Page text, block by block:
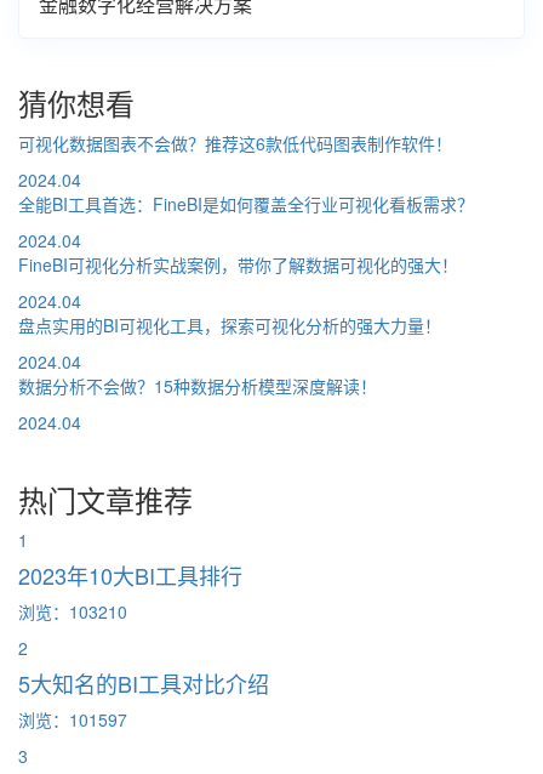
猜你想看
可视化数据图表不会做？推荐这6款低代码图表制作软件！
2024.04
全能BI工具首选：FineBI是如何覆盖全行业可视化看板需求？
2024.04
FineBI可视化分析实战案例，带你了解数据可视化的强大！
2024.04
盘点实用的BI可视化工具，探索可视化分析的强大力量！
2024.04
数据分析不会做？15种数据分析模型深度解读！
2024.04
热门文章推荐
1
2023年10大BI工具排行
浏览：103210
2
5大知名的BI工具对比介绍
浏览：101597
3